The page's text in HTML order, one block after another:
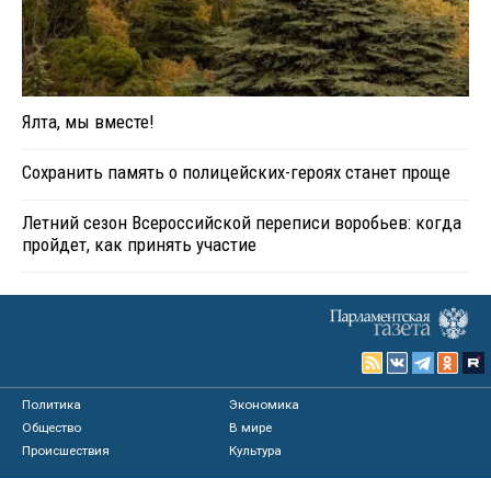
Ялта, мы вместе!
Сохранить память о полицейских-героях станет проще
Летний сезон Всероссийской переписи воробьев: когда
пройдет, как принять участие
Политика
Экономика
Общество
В мире
Происшествия
Культура